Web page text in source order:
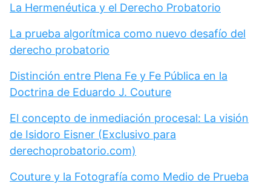
La Hermenéutica y el Derecho Probatorio
La prueba algorítmica como nuevo desafío del
derecho probatorio
Distinción entre Plena Fe y Fe Pública en la
Doctrina de Eduardo J. Couture
El concepto de inmediación procesal: La visión
de Isidoro Eisner (Exclusivo para
derechoprobatorio.com)
Couture y la Fotografía como Medio de Prueba